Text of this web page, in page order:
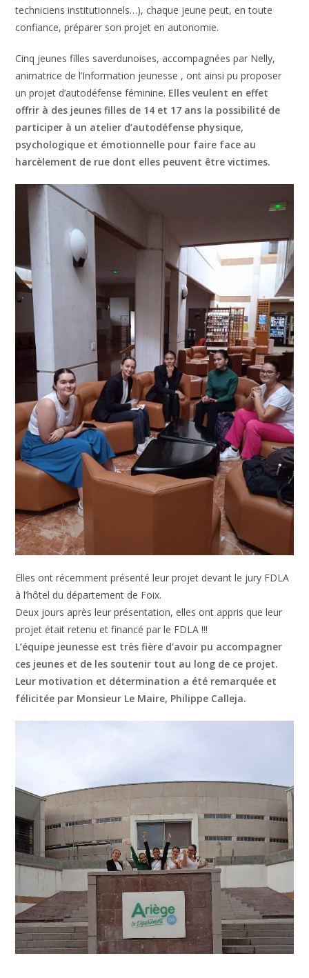
techniciens institutionnels…), chaque jeune peut, en toute
confiance, préparer son projet en autonomie.
Cinq jeunes filles saverdunoises, accompagnées par Nelly,
animatrice de l’Information jeunesse , ont ainsi pu proposer
un projet d’autodéfense féminine. Elles veulent en effet
offrir à des jeunes filles de 14 et 17 ans la possibilité de
participer à un atelier d’autodéfense physique,
psychologique et émotionnelle pour faire face au
harcèlement de rue dont elles peuvent être victimes.
Elles ont récemment présenté leur projet devant le jury FDLA
à l’hôtel du département de Foix.
Deux jours après leur présentation, elles ont appris que leur
projet était retenu et financé par le FDLA !!!
L’équipe jeunesse est très fière d’avoir pu accompagner
ces jeunes et de les soutenir tout au long de ce projet.
Leur motivation et détermination a été remarquée et
félicitée par Monsieur Le Maire, Philippe Calleja.